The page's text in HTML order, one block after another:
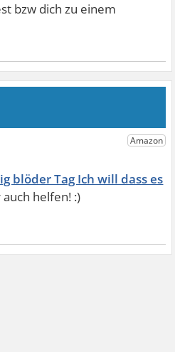
bzw dich zu einem
blöder Tag Ich will dass es